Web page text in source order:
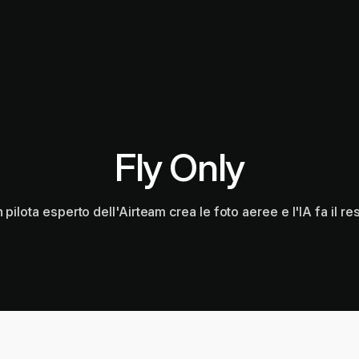
Fly Only
pilota esperto dell'Airteam crea le foto aeree e l'IA fa il